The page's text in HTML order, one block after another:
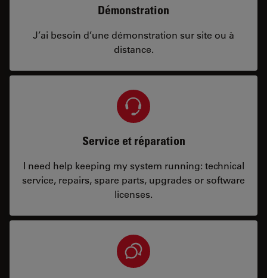
Démonstration
J’ai besoin d’une démonstration sur site ou à
distance.
Service et réparation
I need help keeping my system running: technical
service, repairs, spare parts, upgrades or software
licenses.